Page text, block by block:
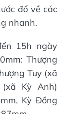
đổ về các
nhanh.
15h ngày
Thượng
Tuy (xã
Kỳ Anh)
Kỳ Đồng